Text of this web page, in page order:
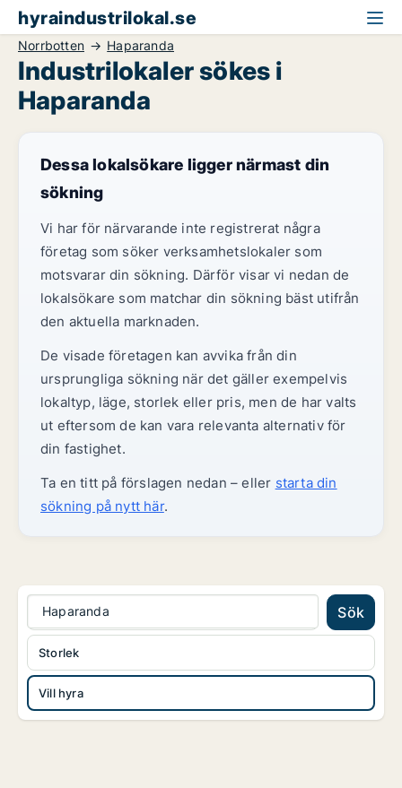
hyraindustrilokal.se
Norrbotten Haparanda
Industrilokaler sökes i
Haparanda
Dessa lokalsökare ligger närmast din
sökning
Vi har för närvarande inte registrerat några
företag som söker verksamhetslokaler som
motsvarar din sökning. Därför visar vi nedan de
lokalsökare som matchar din sökning bäst utifrån
den aktuella marknaden.
De visade företagen kan avvika från din
ursprungliga sökning när det gäller exempelvis
lokaltyp, läge, storlek eller pris, men de har valts
ut eftersom de kan vara relevanta alternativ för
din fastighet.
Ta en titt på förslagen nedan – eller starta din
sökning på nytt här.
Haparanda Sök
Vill hyra
Storlek